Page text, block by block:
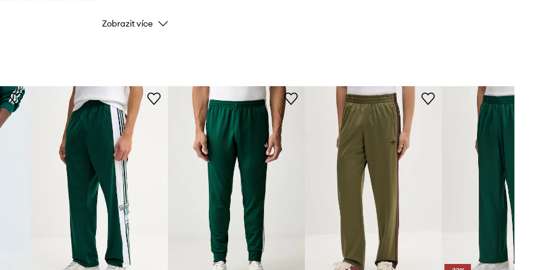
Barva
Výrobce
Doporučujeme zvolit velikost, kterou
běžně nosíte.
Tabulka velikosti
Zobrazit více